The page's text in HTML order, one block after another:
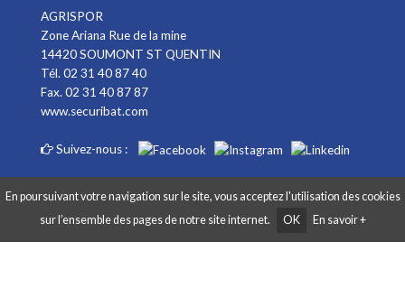
AGRISPOR
Zone Ariana Rue de la mine
14420 SOUMONT ST QUENTIN
Tél. 02 31 40 87 40
Fax. 02 31 40 87 87
www.securibat.com
Suivez-nous :
Copyright AGRISPOR 2018 © - Tous droits réservés - Site réalisé par Graphibox
En poursuivant votre navigation sur le site, vous acceptez l'utilisation des cookies
sur l’ensemble des pages de notre site internet.
OK En savoir +